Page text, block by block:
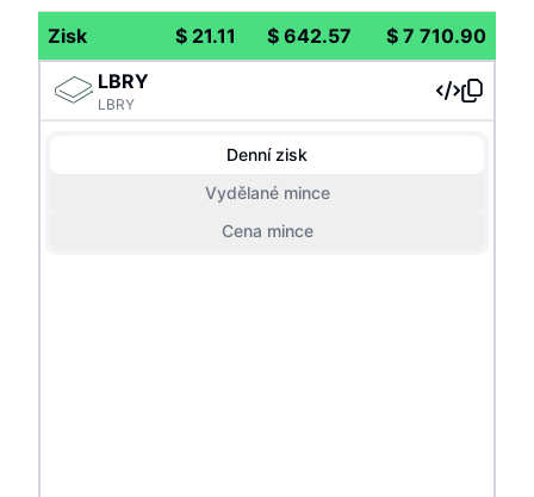
Zisk $ 21.11 $ 642.57 $ 7 710.90
LBRY
LBRY
Denní zisk
Vydělané mince
Cena mince